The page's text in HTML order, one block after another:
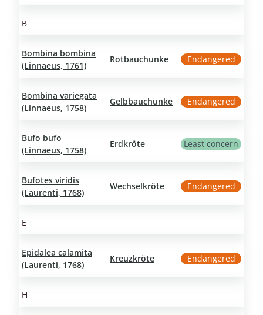
B
Bombina bombina
(Linnaeus, 1761)
Rotbauchunke Endangered
Bombina variegata
(Linnaeus, 1758)
Gelbbauchunke Endangered
Bufo bufo
(Linnaeus, 1758)
Erdkröte Least concern
Bufotes viridis
(Laurenti, 1768)
Wechselkröte Endangered
E
Epidalea calamita
(Laurenti, 1768)
Kreuzkröte Endangered
H